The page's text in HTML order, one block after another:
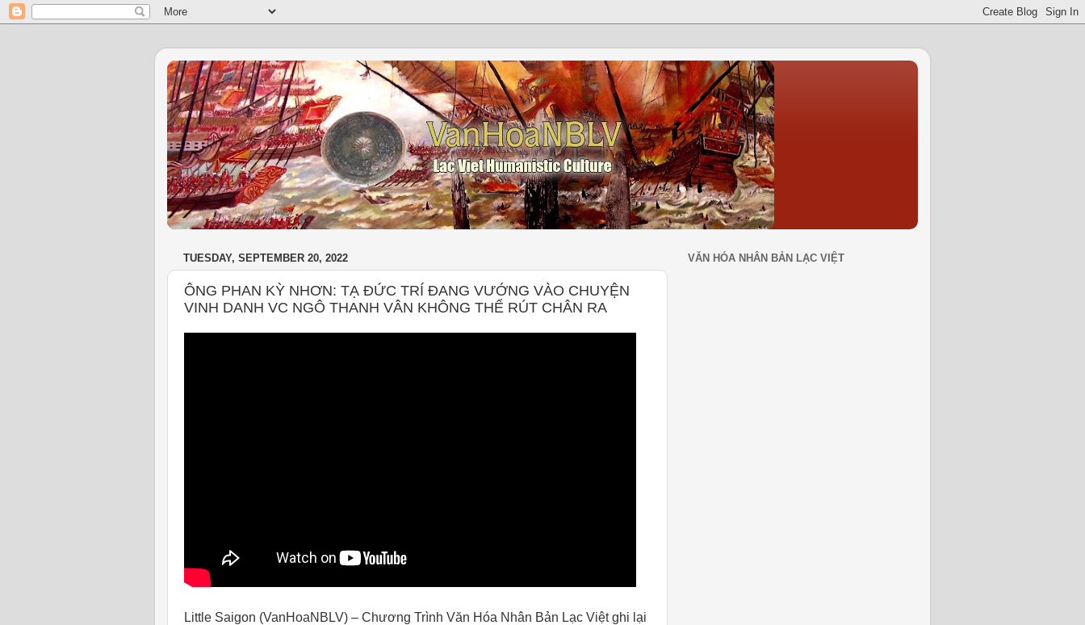
TUESDAY, SEPTEMBER 20, 2022
ÔNG PHAN KỲ NHƠN: TẠ ĐỨC TRÍ ĐANG VƯỚNG VÀO CHUYỆN
VINH DANH VC NGÔ THANH VÂN KHÔNG THỂ RÚT CHÂN RA
Little Saigon (VanHoaNBLV) – Chương Trình Văn Hóa Nhân Bản Lạc Việt ghi lại
VĂN HÓA NHÂN BẢN LẠC VIỆT